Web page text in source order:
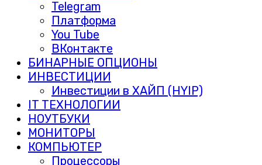
Telegram
Платформа
You Tube
ВКонтакте
БИНАРНЫЕ ОПЦИОНЫ
ИНВЕСТИЦИИ
Инвестиции в ХАЙП (HYIP)
IT ТЕХНОЛОГИИ
НОУТБУКИ
МОНИТОРЫ
КОМПЬЮТЕР
Процессоры